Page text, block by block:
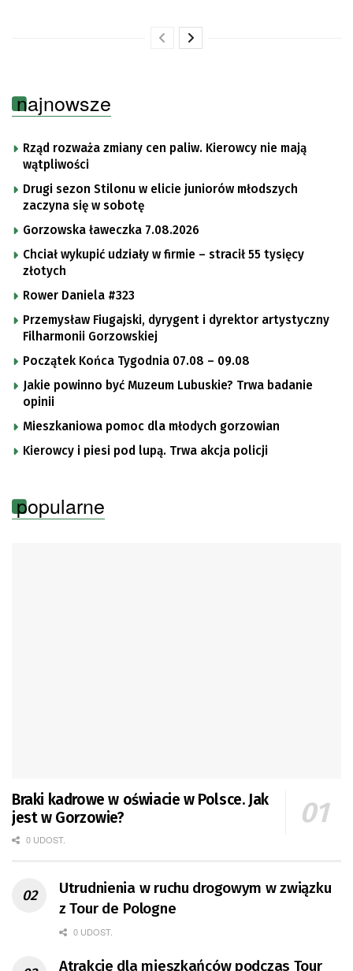
najnowsze
Rząd rozważa zmiany cen paliw. Kierowcy nie mają
wątpliwości
Drugi sezon Stilonu w elicie juniorów młodszych
zaczyna się w sobotę
Gorzowska ławeczka 7.08.2026
Chciał wykupić udziały w firmie – stracił 55 tysięcy
złotych
Rower Daniela #323
Przemysław Fiugajski, dyrygent i dyrektor artystyczny
Filharmonii Gorzowskiej
Początek Końca Tygodnia 07.08 – 09.08
Jakie powinno być Muzeum Lubuskie? Trwa badanie
opinii
Mieszkaniowa pomoc dla młodych gorzowian
Kierowcy i piesi pod lupą. Trwa akcja policji
popularne
Braki kadrowe w oświacie w Polsce. Jak
jest w Gorzowie?
0 UDOST.
Utrudnienia w ruchu drogowym w związku
z Tour de Pologne
0 UDOST.
Atrakcje dla mieszkańców podczas Tour